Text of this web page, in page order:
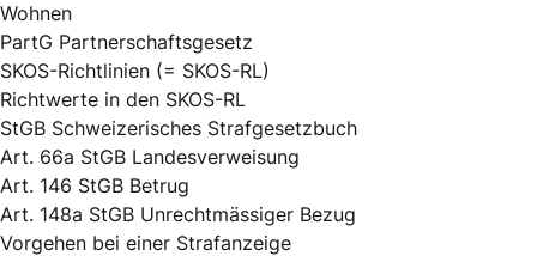
Wohnen
PartG Partnerschaftsgesetz
SKOS-Richtlinien (= SKOS-RL)
Richtwerte in den SKOS-RL
StGB Schweizerisches Strafgesetzbuch
Art. 66a StGB Landesverweisung
Art. 146 StGB Betrug
Art. 148a StGB Unrechtmässiger Bezug
Vorgehen bei einer Strafanzeige